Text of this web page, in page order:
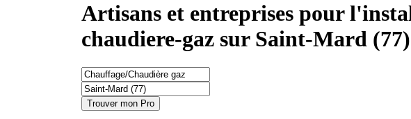
Artisans et entreprises pour
chaudiere-gaz sur Saint-Mard (77)
Trouver mon Pro